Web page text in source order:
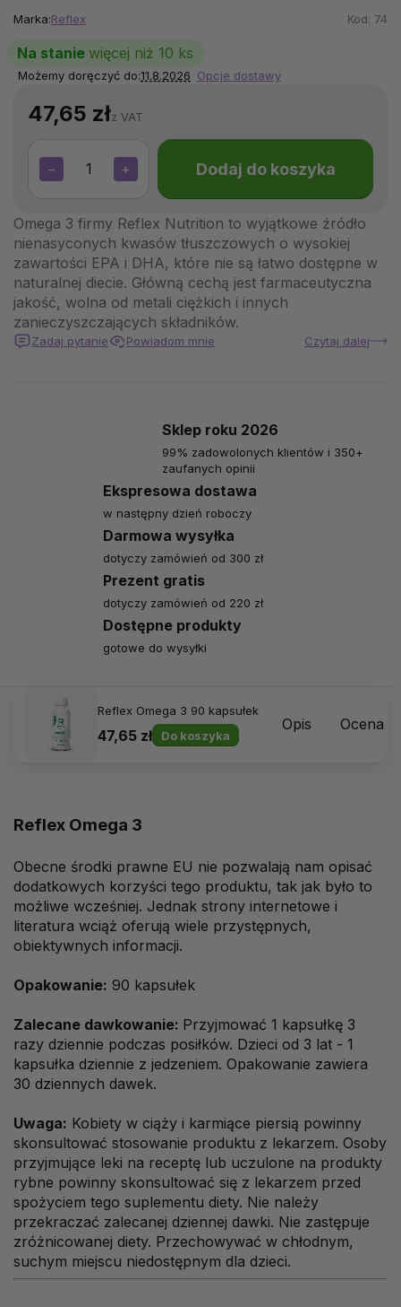
47,65 złz VAT
+
− Dodaj do koszyka
Omega 3 firmy Reflex Nutrition to wyjątkowe źródło
nienasyconych kwasów tłuszczowych o wysokiej
zawartości EPA i DHA, które nie są łatwo dostępne w
naturalnej diecie. Główną cechą jest farmaceutyczna
jakość, wolna od metali ciężkich i innych
zanieczyszczających składników.
Czytaj dalej
Zadaj pytanie Powiadom mnie
Marka:Reflex Kod: 74
Na stanie więcej niż 10 ks
Możemy doręczyć do:11.8.2026 Opcje dostawy
Ekspresowa dostawa
w następny dzień roboczy
Darmowa wysyłka
dotyczy zamówień od 300 zł
Prezent gratis
dotyczy zamówień od 220 zł
Dostępne produkty
gotowe do wysyłki
Sklep roku 2026
99% zadowolonych klientów i 350+
zaufanych opinii
Reflex Omega 3 90 kapsułek
47,65 zł Do koszyka
Opis Ocena
Reflex Omega 3
Obecne środki prawne EU nie pozwalają nam opisać
dodatkowych korzyści tego produktu, tak jak było to
możliwe wcześniej. Jednak strony internetowe i
literatura wciąż oferują wiele przystępnych,
obiektywnych informacji.
Opakowanie: 90 kapsułek
Zalecane dawkowanie: Przyjmować 1 kapsułkę 3
razy dziennie podczas posiłków. Dzieci od 3 lat - 1
kapsułka dziennie z jedzeniem. Opakowanie zawiera
30 dziennych dawek.
Uwaga: Kobiety w ciąży i karmiące piersią powinny
skonsultować stosowanie produktu z lekarzem. Osoby
przyjmujące leki na receptę lub uczulone na produkty
rybne powinny skonsultować się z lekarzem przed
spożyciem tego suplementu diety. Nie należy
przekraczać zalecanej dziennej dawki. Nie zastępuje
zróżnicowanej diety. Przechowywać w chłodnym,
suchym miejscu niedostępnym dla dzieci.